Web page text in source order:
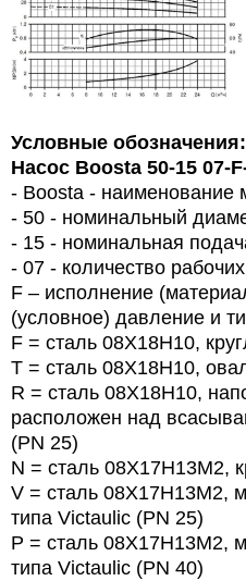
Условные обозначения:
Насос Boosta 50-15 07-
- Boosta - наименование
- 50 - номинальный
- 15 - номинальная
- 07 - количество
F – исполнение
(условное) давление и
F = сталь 08Х18Н10,
T = сталь 08Х18Н10,
R = сталь 08Х18Н10,
расположен над
(PN 25)
N = сталь 08Х17Н13М2,
V = сталь 08Х17Н13М2,
типа Victaulic (PN 25)
P = сталь 08Х17Н13М2,
типа Victaulic (PN 40)